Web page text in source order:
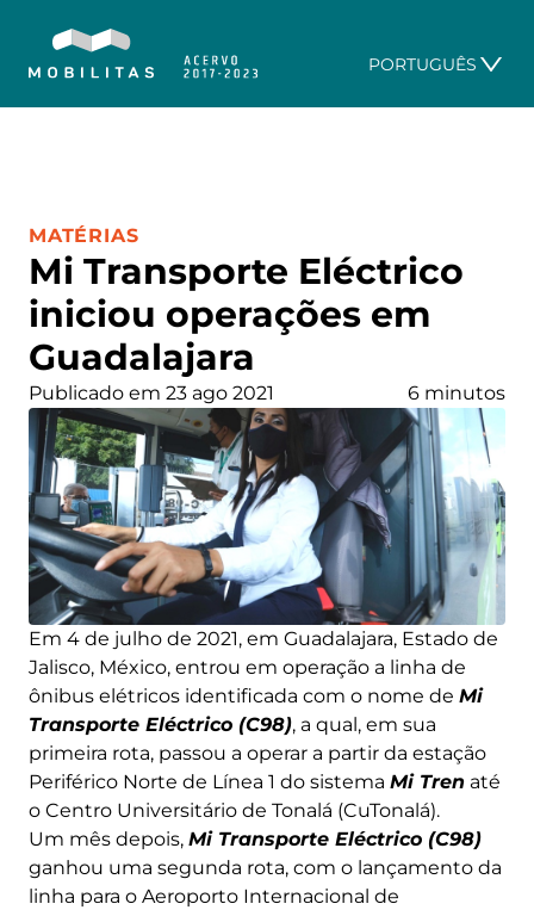
PORTUGUÊS
Mi Transporte Eléctrico
iniciou operações em
Guadalajara
CATEGORIA:
MATÉRIAS
Publicado em 23 ago 2021 6 minutos
Em 4 de julho de 2021, em Guadalajara, Estado de
Jalisco, México, entrou em operação a linha de
ônibus elétricos identificada com o nome de Mi
Transporte Eléctrico (C98), a qual, em sua
primeira rota, passou a operar a partir da estação
Periférico Norte de Línea 1 do sistema Mi Tren até
o Centro Universitário de Tonalá (CuTonalá).
Um mês depois, Mi Transporte Eléctrico (C98)
ganhou uma segunda rota, com o lançamento da
linha para o Aeroporto Internacional de